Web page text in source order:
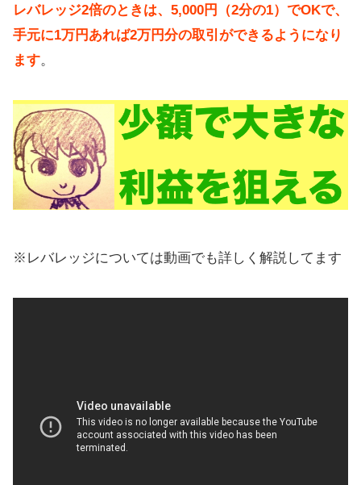
レバレッジ2倍のときは、5,000円（2分の1）でOKで、
手元に1万円あれば2万円分の取引ができるようになり
ます。
※レバレッジについては動画でも詳しく解説してます